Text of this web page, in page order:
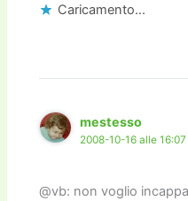
Caricamento...
mestesso
2008-10-16 alle 16:07
@vb: non voglio